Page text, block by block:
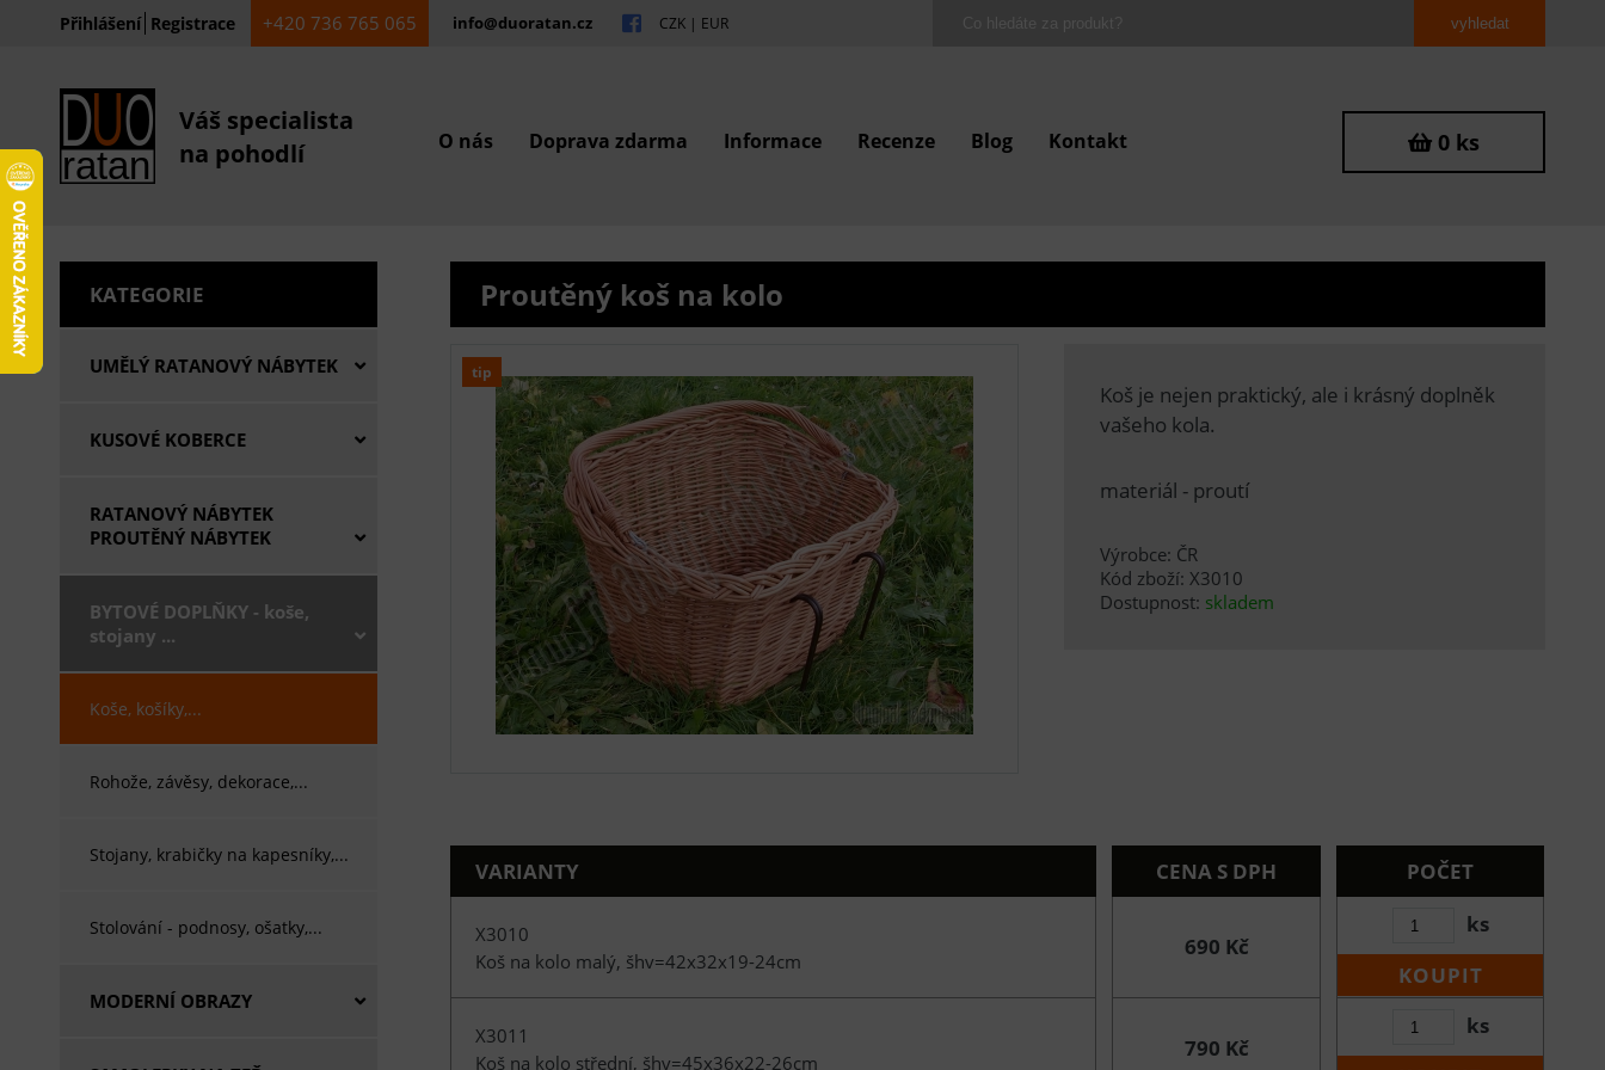
Přihlášení Registrace +420 736 765 065 info@duoratan.cz CZK | EUR
Váš specialista
na pohodlí
O nás Doprava zdarma Informace Recenze Blog Kontakt 0 ks
KATEGORIE
UMĚLÝ RATANOVÝ NÁBYTEK
KUSOVÉ KOBERCE
RATANOVÝ NÁBYTEK
PROUTĚNÝ NÁBYTEK
BYTOVÉ DOPLŇKY - koše,
stojany ...
Koše, košíky,...
Rohože, závěsy, dekorace,...
Stojany, krabičky na kapesníky,...
Stolování - podnosy, ošatky,...
MODERNÍ OBRAZY
Proutěný koš na kolo
tip
Koš je nejen praktický, ale i krásný doplněk
vašeho kola.
materiál - proutí
Výrobce: ČR
Kód zboží: X3010
Dostupnost: skladem
VARIANTY CENA S DPH POČET
X3010
Koš na kolo malý, šhv=42x32x19-24cm
690 Kč
ks
KOUPIT
X3011
Koš na kolo střední, šhv=45x36x22-26cm
790 Kč
ks